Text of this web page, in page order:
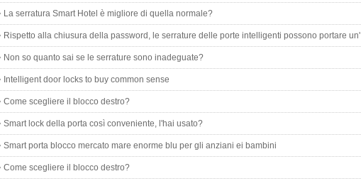
La serratura Smart Hotel è migliore di quella normale?
Rispetto alla chiusura della password, le serrature delle porte intelligenti possono portare un'
Non so quanto sai se le serrature sono inadeguate?
Intelligent door locks to buy common sense
Come scegliere il blocco destro?
Smart lock della porta così conveniente, l'hai usato?
Smart porta blocco mercato mare enorme blu per gli anziani ei bambini
Come scegliere il blocco destro?